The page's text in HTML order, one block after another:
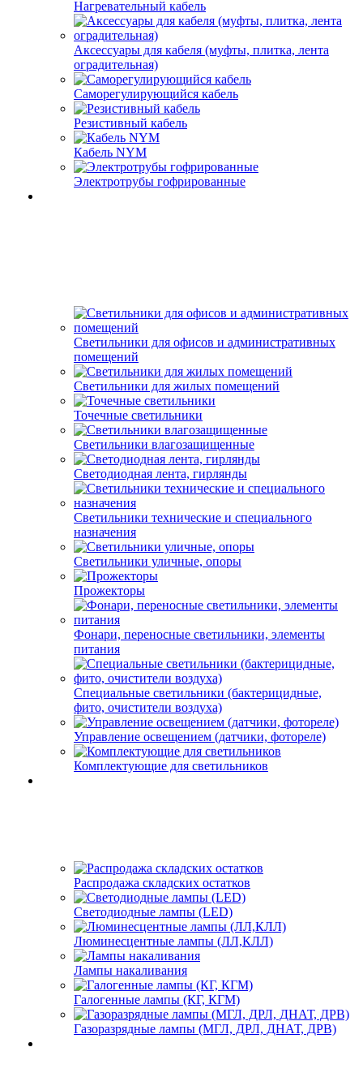
Нагревательный кабель
Аксессуары для кабеля (муфты, плитка, лента
оградительная)
Саморегулирующийся кабель
Резистивный кабель
Кабель NYM
Электротрубы гофрированные
Светильники для офисов и административных
помещений
Светильники для жилых помещений
Точечные светильники
Светильники влагозащищенные
Светодиодная лента, гирлянды
Светильники технические и специального
назначения
Светильники уличные, опоры
Прожекторы
Фонари, переносные светильники, элементы
питания
Специальные светильники (бактерицидные,
фито, очистители воздуха)
Управление освещением (датчики, фотореле)
Комплектующие для светильников
Распродажа складских остатков
Светодиодные лампы (LED)
Люминесцентные лампы (ЛЛ,КЛЛ)
Лампы накаливания
Галогенные лампы (КГ, КГМ)
Газоразрядные лампы (МГЛ, ДРЛ, ДНАТ, ДРВ)